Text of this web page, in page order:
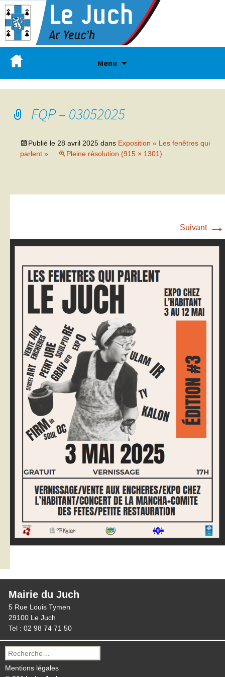
Menu
FQP – 03052025
Publié le 28 avril 2025 dans Exposition « Les fenêtres qui
parlent »
Pleine résolution (915 × 1301)
Suivant →
Mairie du Juch
5 Rue Louis Tymen
29100 Le Juch
Tel : 02 98 74 71 50
Recherche
pour :
Mentions légales